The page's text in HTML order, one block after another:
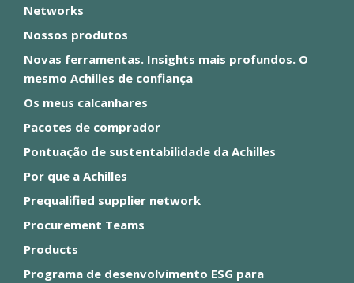
Networks
Nossos produtos
Novas ferramentas. Insights mais profundos. O
mesmo Achilles de confiança
Os meus calcanhares
Pacotes de comprador
Pontuação de sustentabilidade da Achilles
Por que a Achilles
Prequalified supplier network
Procurement Teams
Products
Programa de desenvolvimento ESG para